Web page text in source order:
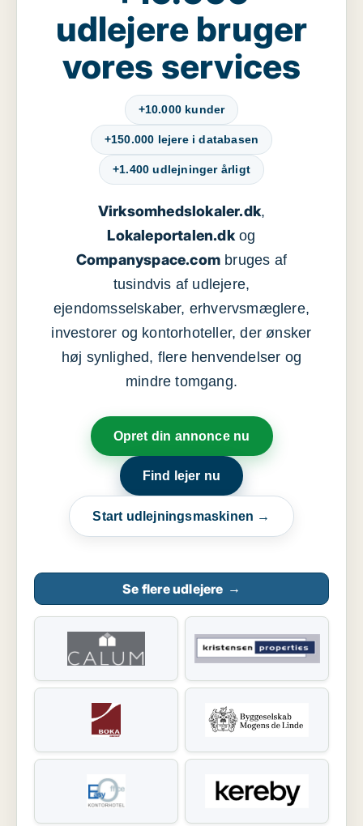
udlejere bruger
vores services
+10.000 kunder
+150.000 lejere i databasen
+1.400 udlejninger årligt
Virksomhedslokaler.dk,
Lokaleportalen.dkog
Companyspace.com bruges af
tusindvis af udlejere,
ejendomsselskaber, erhvervsmæglere,
investorer og kontorhoteller, der ønsker
høj synlighed, flere henvendelser og
mindre tomgang.
Opret din annonce nu
Find lejer nu
Start udlejningsmaskinen →
Se flere udlejere →